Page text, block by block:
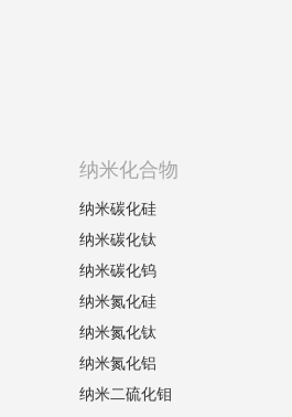
纳米化合物
纳米碳化硅
纳米碳化钛
纳米碳化钨
纳米氮化硅
纳米氮化钛
纳米氮化铝
纳米二硫化钼